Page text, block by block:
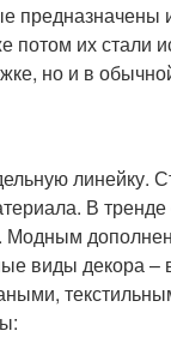
предназначены
их стали
но и в
линейку.
В
виды декора